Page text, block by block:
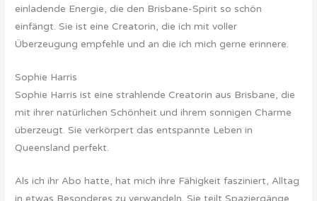
einladende Energie, die den Brisbane-Spirit so schön
einfängt. Sie ist eine Creatorin, die ich mit voller
Überzeugung empfehle und an die ich mich gerne erinnere.
Sophie Harris
Sophie Harris ist eine strahlende Creatorin aus Brisbane, die
mit ihrer natürlichen Schönheit und ihrem sonnigen Charme
überzeugt. Sie verkörpert das entspannte Leben in
Queensland perfekt.
Als ich ihr Abo hatte, hat mich ihre Fähigkeit fasziniert, Alltag
in etwas Besonderes zu verwandeln. Sie teilt Spaziergänge